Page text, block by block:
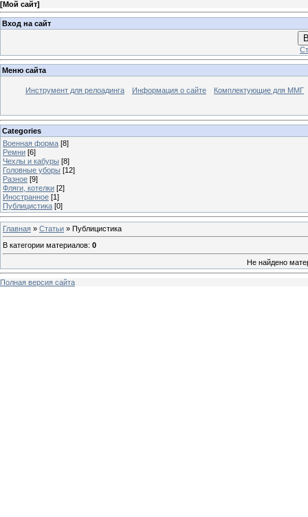
[Мой сайт]
Вход на сайт
Меню сайта
Инструмент для релоадинга Информация о сайте Комплектующие для ММГ
Categories
Военная форма [8]
Ремни [6]
Чехлы и кабуры [8]
Головные уборы [12]
Разное [9]
Фляги, котелки [2]
Иностранное [1]
Публицистика [0]
Главная » Статьи » Публицистика
В категории материалов: 0
Не найдено
Полная версия сайта